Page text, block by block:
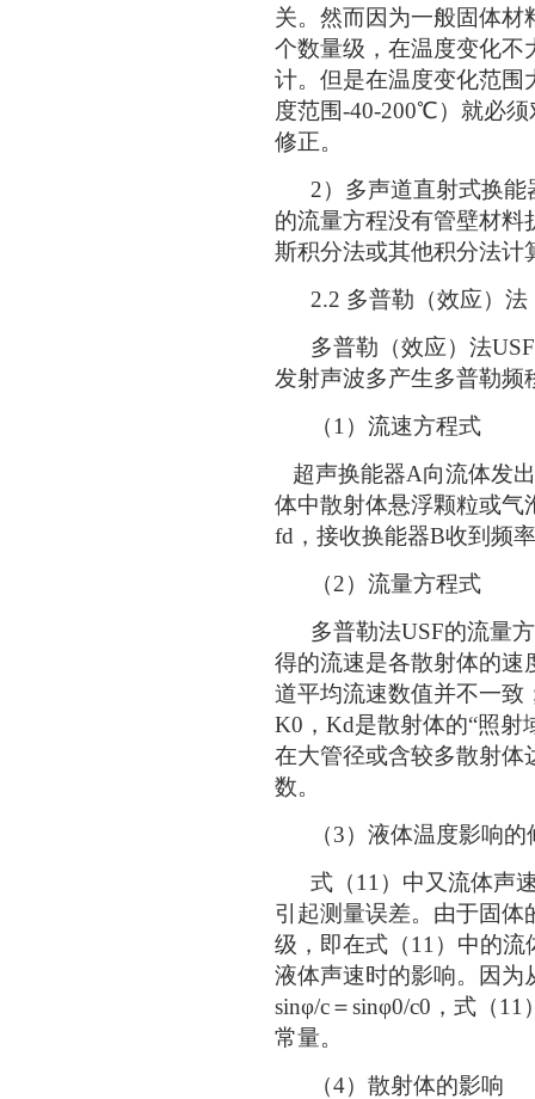
关。然而因为一般固体
个数量级，在温度变化不
计。但是在温度变化范围
度范围-40-200℃）就必
修正。
2）多声道直射式换能
的流量方程没有管壁材
斯积分法或其他积分法计
2.2 多普勒（效应）法
多普勒（效应）法USF
发射声波多产生多普勒频
（1）流速方程式
超声换能器A向流体发
体中散射体悬浮颗粒或气
fd，接收换能器B收到频
（2）流量方程式
多普勒法USF的流量方
得的流速是各散射体的速
道平均流速数值并不一致
K0，Kd是散射体的“照射
在大管径或含较多散射体
数。
（3）液体温度影响的
式（11）中又流体声速
引起测量误差。由于固
级，即在式（11）中的流
液体声速时的影响。因为
sinφ/c＝sinφ0/c0，式（
常量。
（4）散射体的影响